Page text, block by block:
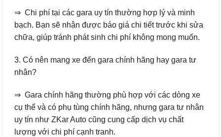
⇒ Chi phí tại các gara uy tín thường hợp lý và minh
bạch. Bạn sẽ nhận được báo giá chi tiết trước khi sửa
chữa, giúp tránh phát sinh chi phí không mong muốn.
3. Có nên mang xe đến gara chính hãng hay gara tư
nhân?
⇒ Gara chính hãng thường phù hợp với các dòng xe
cụ thể và có phụ tùng chính hãng, nhưng gara tư nhân
uy tín như ZKar Auto cũng cung cấp dịch vụ chất
lượng với chi phí cạnh tranh.